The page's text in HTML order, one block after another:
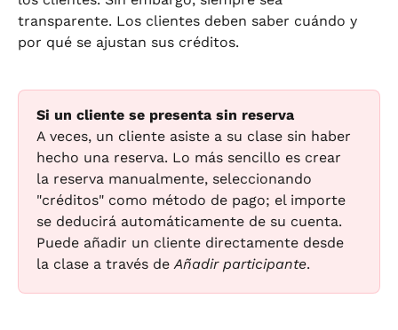
transparente. Los clientes deben saber cuándo y
por qué se ajustan sus créditos.
Si un cliente se presenta sin reserva
A veces, un cliente asiste a su clase sin haber
hecho una reserva. Lo más sencillo es crear
la reserva manualmente, seleccionando
"créditos" como método de pago; el importe
se deducirá automáticamente de su cuenta.
Puede añadir un cliente directamente desde
la clase a través de Añadir participante.